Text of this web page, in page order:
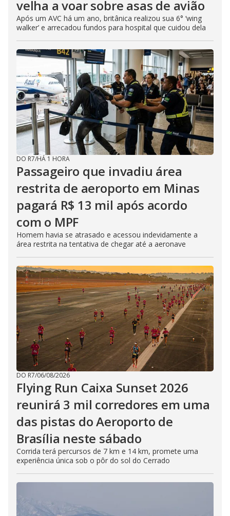
velha a voar sobre asas de avião
Após um AVC há um ano, britânica realizou sua 6° ‘wing
walker’ e arrecadou fundos para hospital que cuidou dela
DO R7/HÁ 1 HORA
Passageiro que invadiu área
restrita de aeroporto em Minas
pagará R$ 13 mil após acordo
com o MPF
Homem havia se atrasado e acessou indevidamente a
área restrita na tentativa de chegar até a aeronave
DO R7/06/08/2026
Flying Run Caixa Sunset 2026
reunirá 3 mil corredores em uma
das pistas do Aeroporto de
Brasília neste sábado
Corrida terá percursos de 7 km e 14 km, promete uma
experiência única sob o pôr do sol do Cerrado